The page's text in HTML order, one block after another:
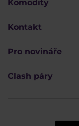
Komodity
Kontakt
Pro novináře
Clash páry